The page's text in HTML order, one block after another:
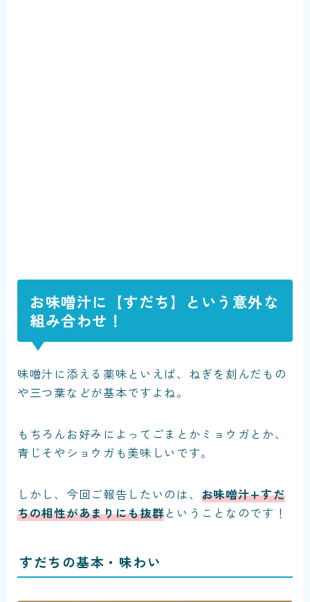
お味噌汁に【すだち】という意外な
組み合わせ！
味噌汁に添える薬味といえば、ねぎを刻んだもの
や三つ葉などが基本ですよね。
もちろんお好みによってごまとかミョウガとか、
青じそやショウガも美味しいです。
しかし、今回ご報告したいのは、 お味噌汁+すだ
ちの相性があまりにも抜群ということなのです！
すだちの基本・味わい